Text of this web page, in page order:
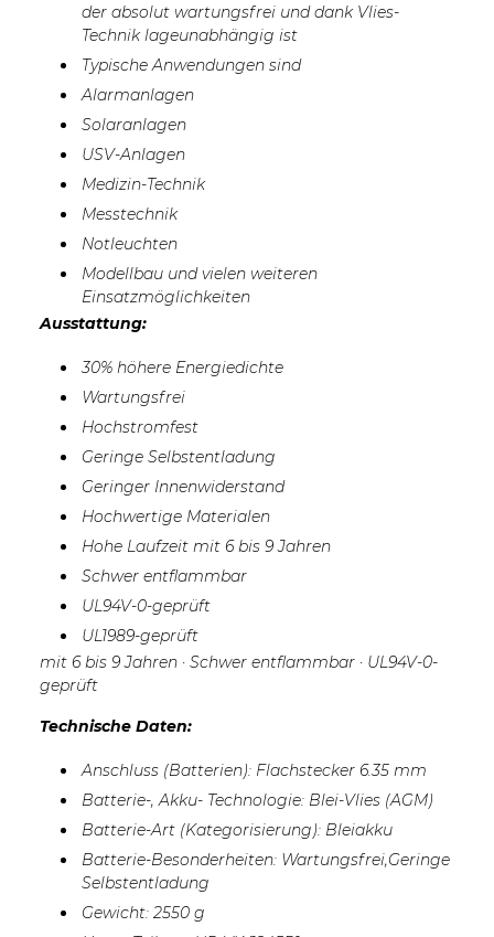
der absolut wartungsfrei und dank Vlies-
Technik lageunabhängig ist
Typische Anwendungen sind
Alarmanlagen
Solaranlagen
USV-Anlagen
Medizin-Technik
Messtechnik
Notleuchten
Modellbau und vielen weiteren
Einsatzmöglichkeiten
Ausstattung:
30% höhere Energiedichte
Wartungsfrei
Hochstromfest
Geringe Selbstentladung
Geringer Innenwiderstand
Hochwertige Materialen
Hohe Laufzeit mit 6 bis 9 Jahren
Schwer entflammbar
UL94V-0-geprüft
UL1989-geprüft
mit 6 bis 9 Jahren · Schwer entflammbar · UL94V-0-
geprüft
Technische Daten:
Anschluss (Batterien): Flachstecker 6.35 mm
Batterie-, Akku- Technologie: Blei-Vlies (AGM)
Batterie-Art (Kategorisierung): Bleiakku
Batterie-Besonderheiten: Wartungsfrei,Geringe
Selbstentladung
Gewicht: 2550 g